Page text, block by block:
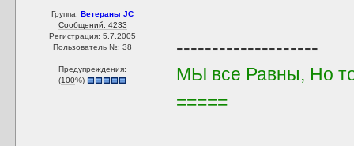
Группа:Ветераны JC
Сообщений: 4233
Регистрация: 5.7.2005
Пользователь №: 38
Предупреждения:
(100%)
--------------------
МЫ все Равны, Но
=====